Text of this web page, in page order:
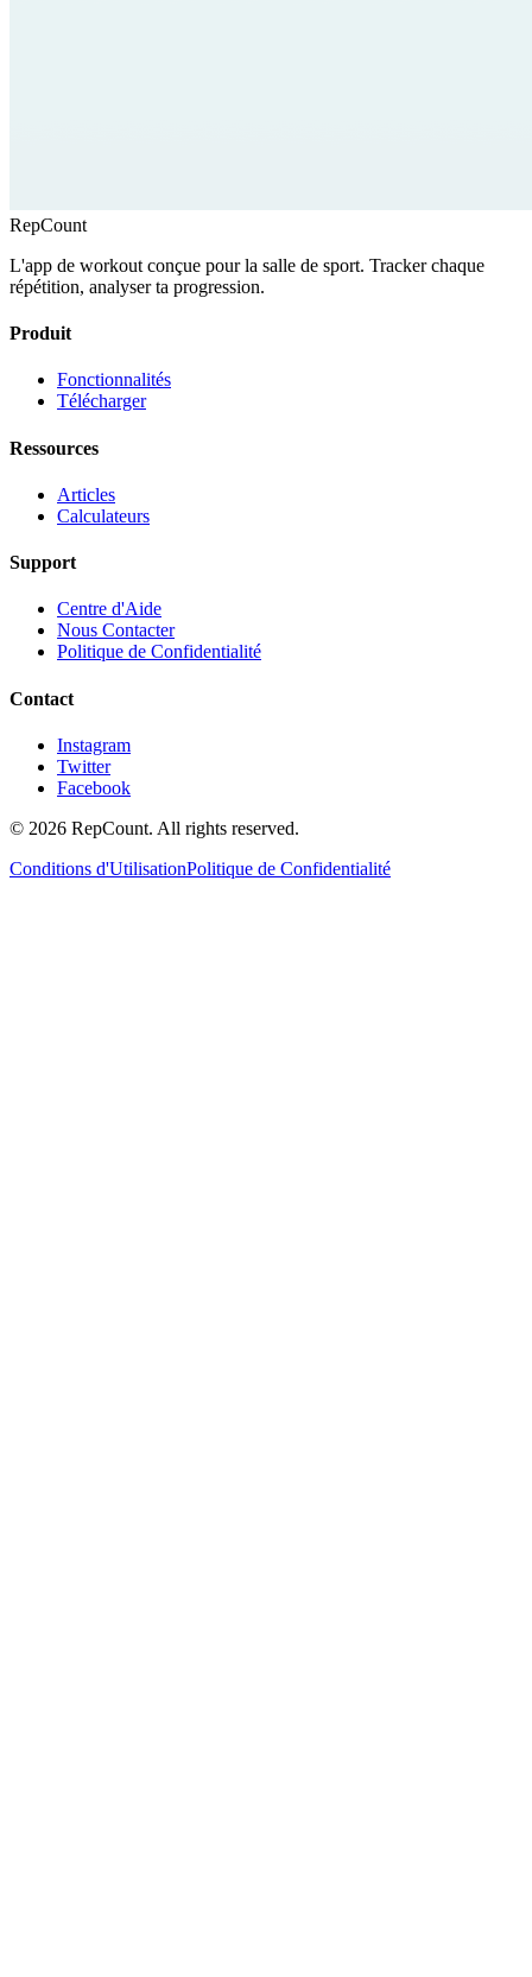
RepCount
L'app de workout conçue pour la salle de sport. Tracker chaque
répétition, analyser ta progression.
Produit
Fonctionnalités
Télécharger
Ressources
Articles
Calculateurs
Support
Centre d'Aide
Nous Contacter
Politique de Confidentialité
Contact
Instagram
Twitter
Facebook
© 2026 RepCount. All rights reserved.
Conditions d'UtilisationPolitique de Confidentialité